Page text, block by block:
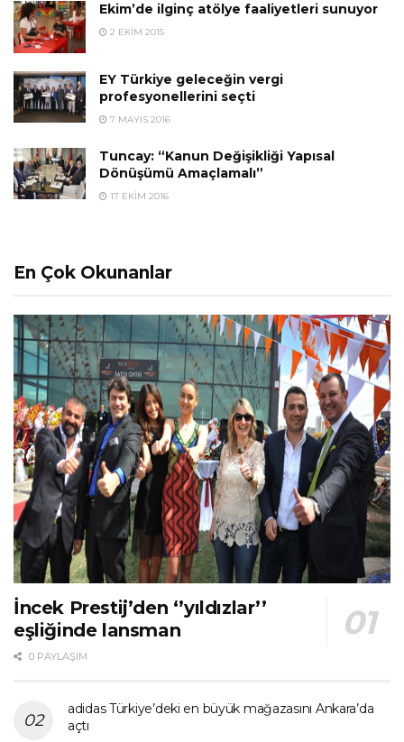
Ekim’de ilginç atölye faaliyetleri sunuyor
2 EKIM 2015
EY Türkiye geleceğin vergi
profesyonellerini seçti
7 MAYIS 2016
Tuncay: “Kanun Değişikliği Yapısal
Dönüşümü Amaçlamalı”
17 EKIM 2016
En Çok Okunanlar
İncek Prestij’den ‘’yıldızlar’’
eşliğinde lansman
0 PAYLAŞIM
adidas Türkiye’deki en büyük mağazasını Ankara’da
açtı